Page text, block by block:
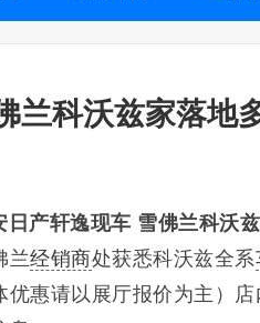
兰科沃兹家落地
日产轩逸现车 雪佛兰科沃
兰经销商处获悉科沃兹全系
惠请以展厅报价为主）